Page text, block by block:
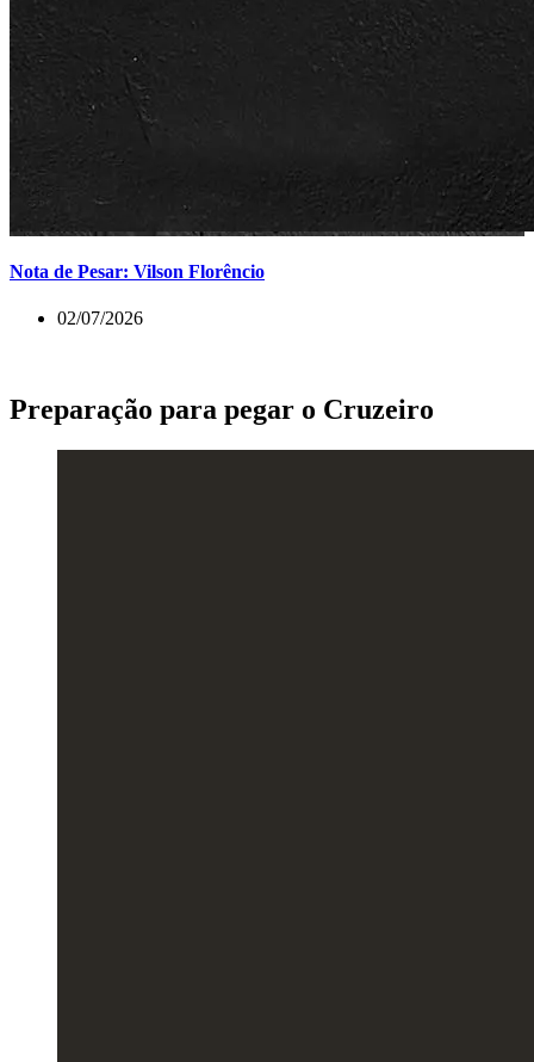
Nota de Pesar: Vilson Florêncio
02/07/2026
Preparação para pegar o Cruzeiro